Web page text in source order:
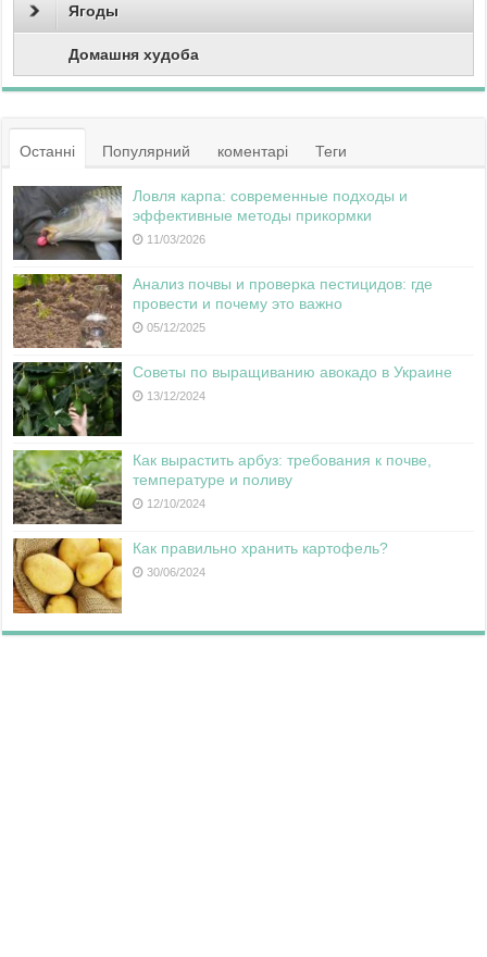
Ягоды
Домашня худоба
Останні Популярний коментарі Теги
Ловля карпа: современные подходы и
эффективные методы прикормки
11/03/2026
Анализ почвы и проверка пестицидов: где
провести и почему это важно
05/12/2025
Советы по выращиванию авокадо в Украине
13/12/2024
Как вырастить арбуз: требования к почве,
температуре и поливу
12/10/2024
Как правильно хранить картофель?
30/06/2024